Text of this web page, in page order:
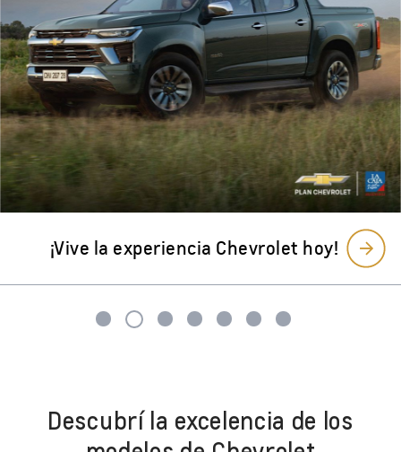
Descubrí la excelencia de los